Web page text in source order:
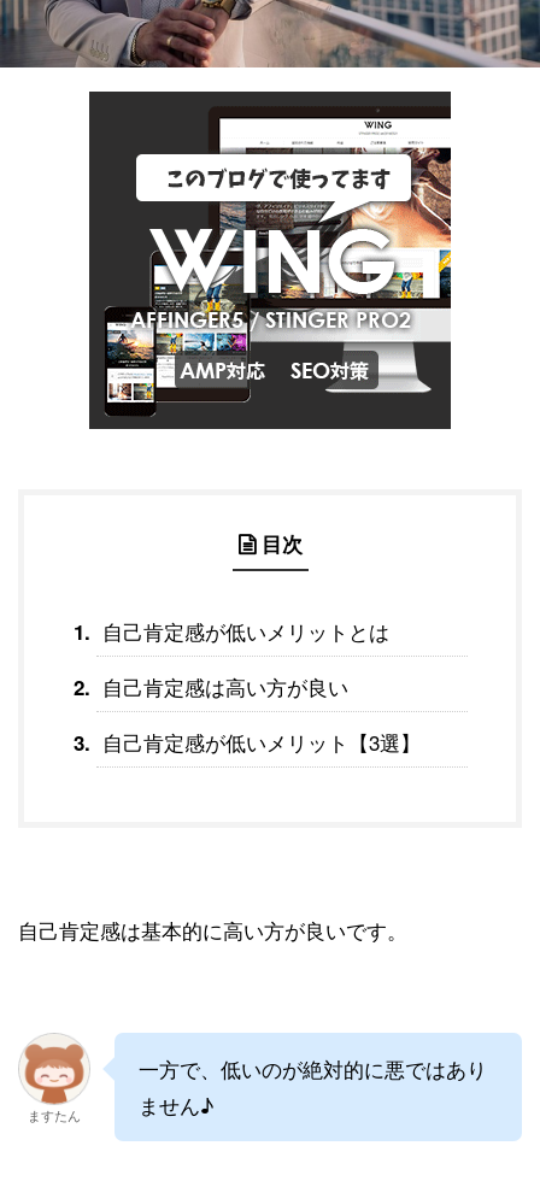
目次
自己肯定感が低いメリットとは
自己肯定感は高い方が良い
自己肯定感が低いメリット【3選】
自己肯定感は基本的に高い方が良いです。
ますたん
一方で、低いのが絶対的に悪ではあり
ません♪